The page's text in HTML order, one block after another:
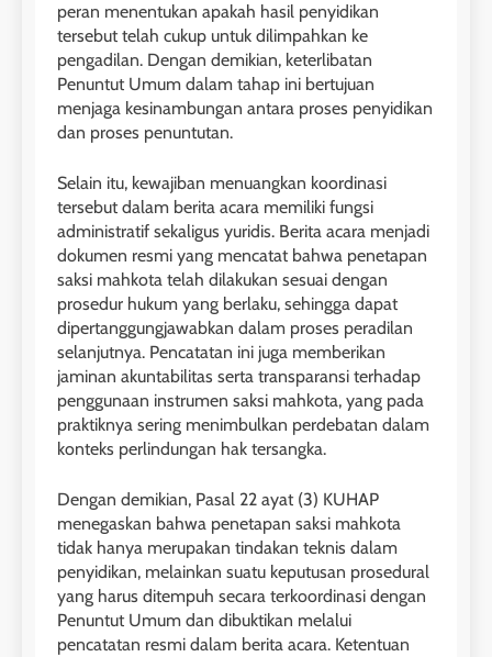
peran menentukan apakah hasil penyidikan
tersebut telah cukup untuk dilimpahkan ke
pengadilan. Dengan demikian, keterlibatan
Penuntut Umum dalam tahap ini bertujuan
menjaga kesinambungan antara proses penyidikan
dan proses penuntutan.
Selain itu, kewajiban menuangkan koordinasi
tersebut dalam berita acara memiliki fungsi
administratif sekaligus yuridis. Berita acara menjadi
dokumen resmi yang mencatat bahwa penetapan
saksi mahkota telah dilakukan sesuai dengan
prosedur hukum yang berlaku, sehingga dapat
dipertanggungjawabkan dalam proses peradilan
selanjutnya. Pencatatan ini juga memberikan
jaminan akuntabilitas serta transparansi terhadap
penggunaan instrumen saksi mahkota, yang pada
praktiknya sering menimbulkan perdebatan dalam
konteks perlindungan hak tersangka.
Dengan demikian, Pasal 22 ayat (3) KUHAP
menegaskan bahwa penetapan saksi mahkota
tidak hanya merupakan tindakan teknis dalam
penyidikan, melainkan suatu keputusan prosedural
yang harus ditempuh secara terkoordinasi dengan
Penuntut Umum dan dibuktikan melalui
pencatatan resmi dalam berita acara. Ketentuan